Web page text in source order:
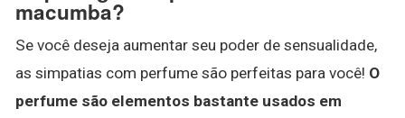
macumba?
Se você deseja aumentar seu poder de sensualidade,
as simpatias com perfume são perfeitas para você! O
perfume são elementos bastante usados em